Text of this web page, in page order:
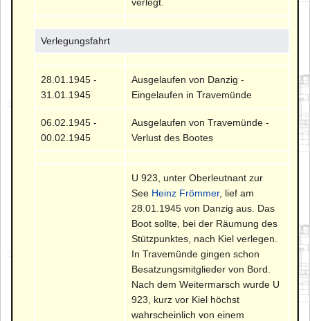
Verlegungsfahrt
28.01.1945 -
31.01.1945
Ausgelaufen von Danzig -
Eingelaufen in Travemünde
06.02.1945 -
00.02.1945
Ausgelaufen von Travemünde -
Verlust des Bootes
U 923, unter Oberleutnant zur
See Heinz Frömmer, lief am
28.01.1945 von Danzig aus. Das
Boot sollte, bei der Räumung des
Stützpunktes, nach Kiel verlegen.
In Travemünde gingen schon
Besatzungsmitglieder von Bord.
Nach dem Weitermarsch wurde U
923, kurz vor Kiel höchst
wahrscheinlich von einem